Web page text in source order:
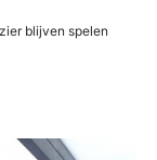
blijven spelen